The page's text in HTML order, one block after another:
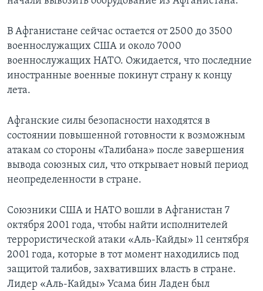
В Афганистане сейчас остается от 2500 до 3500
военнослужащих США и около 7000
военнослужащих НАТО. Ожидается, что последние
иностранные военные покинут страну к концу
лета.
Афганские силы безопасности находятся в
состоянии повышенной готовности к возможным
атакам со стороны «Талибана» после завершения
вывода союзных сил, что открывает новый период
неопределенности в стране.
Союзники США и НАТО вошли в Афганистан 7
октября 2001 года, чтобы найти исполнителей
террористической атаки «Аль-Кайды» 11 сентября
2001 года, которые в тот момент находились под
защитой талибов, захвативших власть в стране.
Лидер «Аль-Кайды» Усама бин Ладен был